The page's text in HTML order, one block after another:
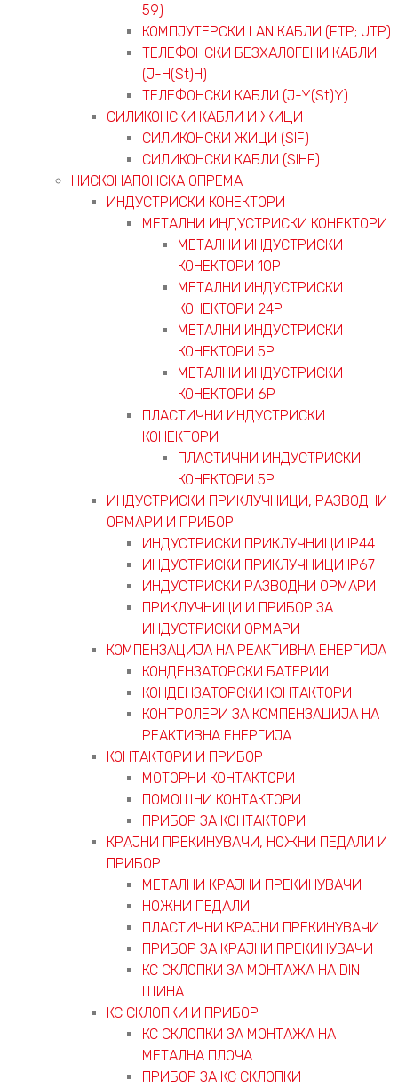
59)
КОМПЈУТЕРСКИ LAN КАБЛИ (FTP; UTP)
ТЕЛЕФОНСКИ БЕЗХАЛОГЕНИ КАБЛИ
(J-H(St)H)
ТЕЛЕФОНСКИ КАБЛИ (J-Y(St)Y)
СИЛИКОНСКИ КАБЛИ И ЖИЦИ
СИЛИКОНСКИ ЖИЦИ (SIF)
СИЛИКОНСКИ КАБЛИ (SIHF)
НИСКОНАПОНСКА ОПРЕМА
ИНДУСТРИСКИ КОНЕКТОРИ
МЕТАЛНИ ИНДУСТРИСКИ КОНЕКТОРИ
МЕТАЛНИ ИНДУСТРИСКИ
КОНЕКТОРИ 10P
МЕТАЛНИ ИНДУСТРИСКИ
КОНЕКТОРИ 24P
МЕТАЛНИ ИНДУСТРИСКИ
КОНЕКТОРИ 5P
МЕТАЛНИ ИНДУСТРИСКИ
КОНЕКТОРИ 6P
ПЛАСТИЧНИ ИНДУСТРИСКИ
КОНЕКТОРИ
ПЛАСТИЧНИ ИНДУСТРИСКИ
КОНЕКТОРИ 5P
ИНДУСТРИСКИ ПРИКЛУЧНИЦИ, РАЗВОДНИ
ОРМАРИ И ПРИБОР
ИНДУСТРИСКИ ПРИКЛУЧНИЦИ IP44
ИНДУСТРИСКИ ПРИКЛУЧНИЦИ IP67
ИНДУСТРИСКИ РАЗВОДНИ ОРМАРИ
ПРИКЛУЧНИЦИ И ПРИБОР ЗА
ИНДУСТРИСКИ ОРМАРИ
КОМПЕНЗАЦИЈА НА РЕАКТИВНА ЕНЕРГИЈА
КОНДЕНЗАТОРСКИ БАТЕРИИ
КОНДЕНЗАТОРСКИ КОНТАКТОРИ
КОНТРОЛЕРИ ЗА КОМПЕНЗАЦИЈА НА
РЕАКТИВНА ЕНЕРГИЈА
КОНТАКТОРИ И ПРИБОР
МОТОРНИ КОНТАКТОРИ
ПОМОШНИ КОНТАКТОРИ
ПРИБОР ЗА КОНТАКТОРИ
КРАЈНИ ПРЕКИНУВАЧИ, НОЖНИ ПЕДАЛИ И
ПРИБОР
МЕТАЛНИ КРАЈНИ ПРЕКИНУВАЧИ
НОЖНИ ПЕДАЛИ
ПЛАСТИЧНИ КРАЈНИ ПРЕКИНУВАЧИ
ПРИБОР ЗА КРАЈНИ ПРЕКИНУВАЧИ
КС СКЛОПКИ ЗА МОНТАЖА НА DIN
ШИНА
КС СКЛОПКИ И ПРИБОР
КС СКЛОПКИ ЗА МОНТАЖА НА
МЕТАЛНА ПЛОЧА
ПРИБОР ЗА КС СКЛОПКИ